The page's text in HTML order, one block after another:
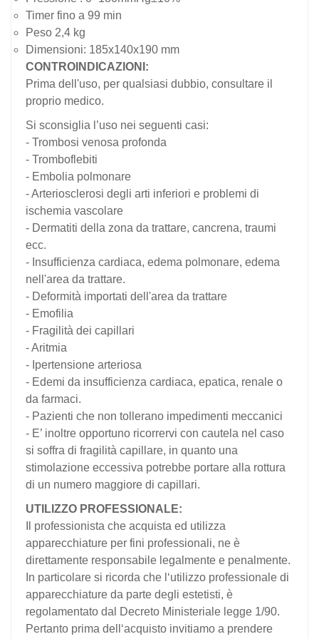
Timer fino a 99 min
Peso 2,4 kg
Dimensioni: 185x140x190 mm
CONTROINDICAZIONI:
Prima dell'uso, per qualsiasi dubbio, consultare il
proprio medico.
Si sconsiglia l’uso nei seguenti casi:
- Trombosi venosa profonda
- Tromboflebiti
- Embolia polmonare
- Arteriosclerosi degli arti inferiori e problemi di
ischemia vascolare
- Dermatiti della zona da trattare, cancrena, traumi
ecc.
- Insufficienza cardiaca, edema polmonare, edema
nell'area da trattare.
- Deformità importati dell'area da trattare
- Emofilia
- Fragilità dei capillari
- Aritmia
- Ipertensione arteriosa
- Edemi da insufficienza cardiaca, epatica, renale o
da farmaci.
- Pazienti che non tollerano impedimenti meccanici
- E’ inoltre opportuno ricorrervi con cautela nel caso
si soffra di fragilità capillare, in quanto una
stimolazione eccessiva potrebbe portare alla rottura
di un numero maggiore di capillari.
UTILIZZO PROFESSIONALE:
Il professionista che acquista ed utilizza
apparecchiature per fini professionali, ne è
direttamente responsabile legalmente e penalmente.
In particolare si ricorda che l‘utilizzo professionale di
apparecchiature da parte degli estetisti, è
regolamentato dal Decreto Ministeriale legge 1/90.
Pertanto prima dell‘acquisto invitiamo a prendere